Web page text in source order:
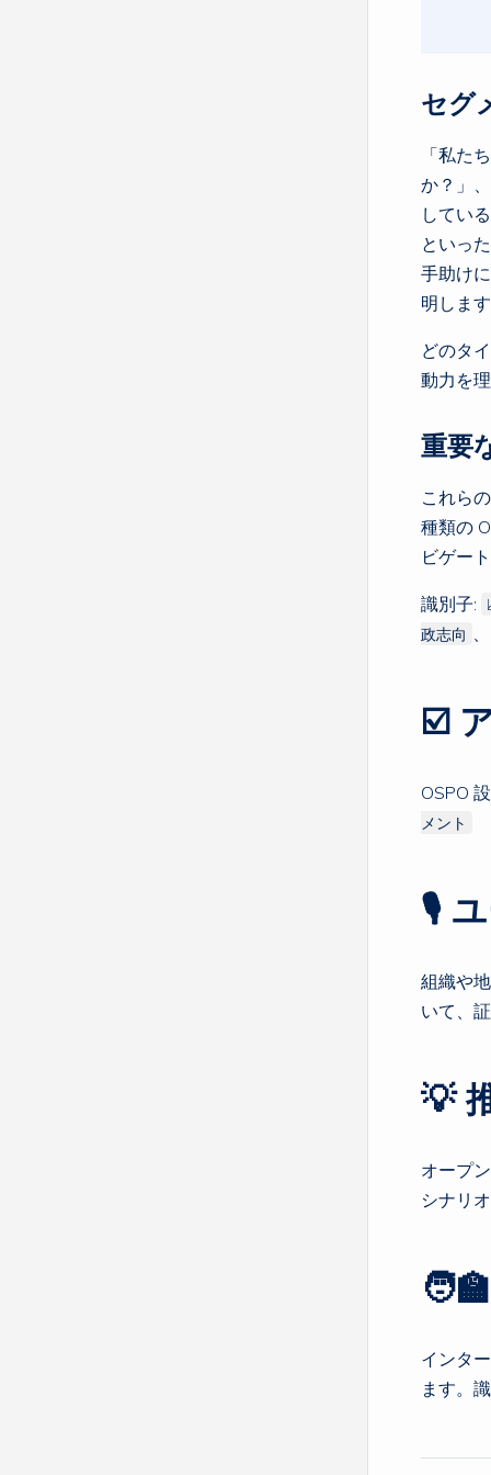
セグ
「私た
か？」
してい
といっ
手助け
明しま
どのタ
動力を
重要
これら
種類の
ビゲー
識別子:
政志向
☑️
OSPO
メント
🎙
組織や
いて、
💡
オープ
シナリ
インタ
ます。